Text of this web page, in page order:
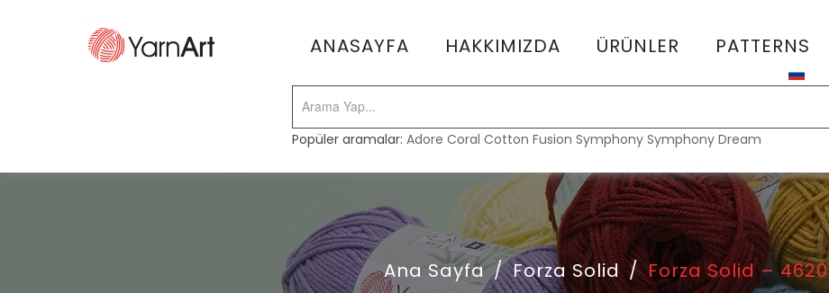
ANASAYFA HAKKIMIZDA ÜRÜNLER PATTERNS
Popüler aramalar:Adore Coral Cotton Fusion Symphony Symphony Dream
Ana Sayfa / Forza Solid / Forza Solid – 4620